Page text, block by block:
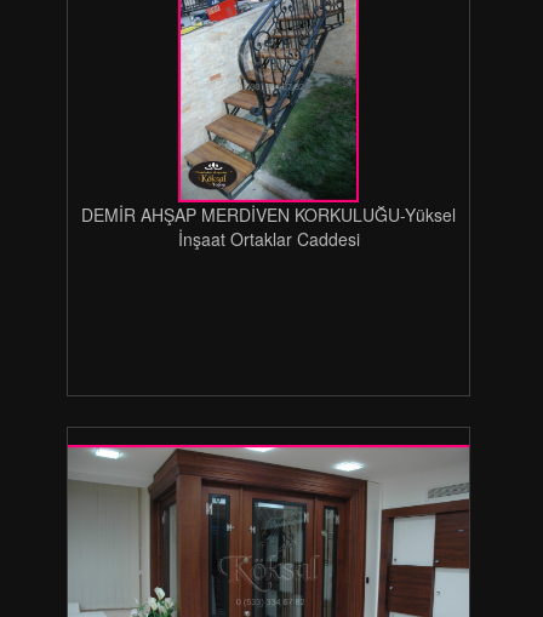
DEMİR AHŞAP MERDİVEN KORKULUĞU-Yüksel
İnşaat Ortaklar Caddesi